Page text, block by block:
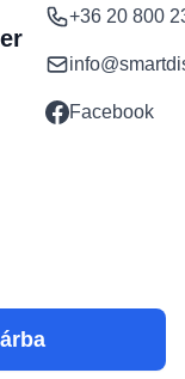
+36 20 800
Facebook
3 (100